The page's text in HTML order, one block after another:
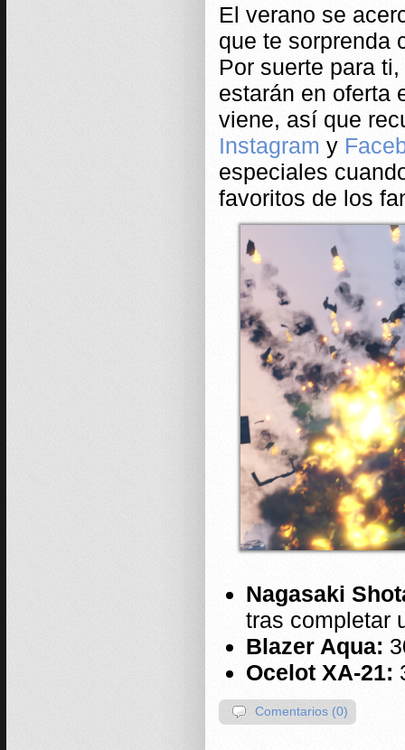
El verano se
que te sorprenda
Por suerte para
estarán en oferta
viene, así que
Instagram y
especiales
favoritos de los
Nagasaki
tras completar
Blazer Aqua:
Ocelot XA-21:
Comentarios (0)